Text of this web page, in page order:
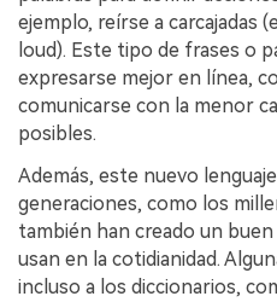
ejemplo, reírse a carcajadas
loud).󠀲󠀩󠀩󠀢󠀦󠀥󠀧󠀨󠀳󠀰 Este tipo de frases o
expresarse mejor en línea,
comunicarse con la menor
posibles.
󠀰Además, este nuevo
generaciones, como los
también han creado un
usan en la cotidianidad.
incluso a los diccionarios,